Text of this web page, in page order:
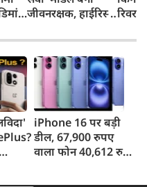
की
जीवनरक्षक, हाईरिस्क
इलाज से बची 77
जिंदगियां
रिवर
करेगी
iPhone 16 पर बड़ी
डील, 67,900 रुपए
वाला फोन 40,612 रुपए